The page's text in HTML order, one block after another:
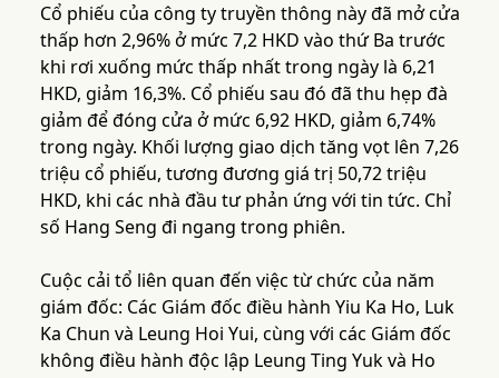
Cổ phiếu của công ty truyền thông này đã mở cửa
thấp hơn 2,96% ở mức 7,2 HKD vào thứ Ba trước
khi rơi xuống mức thấp nhất trong ngày là 6,21
HKD, giảm 16,3%. Cổ phiếu sau đó đã thu hẹp đà
giảm để đóng cửa ở mức 6,92 HKD, giảm 6,74%
trong ngày. Khối lượng giao dịch tăng vọt lên 7,26
triệu cổ phiếu, tương đương giá trị 50,72 triệu
HKD, khi các nhà đầu tư phản ứng với tin tức. Chỉ
số Hang Seng đi ngang trong phiên.
Cuộc cải tổ liên quan đến việc từ chức của năm
giám đốc: Các Giám đốc điều hành Yiu Ka Ho, Luk
Ka Chun và Leung Hoi Yui, cùng với các Giám đốc
không điều hành độc lập Leung Ting Yuk và Ho